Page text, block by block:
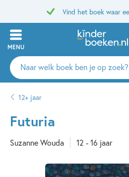
Vind het boek waar
MENU
Zoeken
naar
auteurs
uitgevers
12+ jaar
Futuria
Suzanne Wouda 12 - 16 jaar